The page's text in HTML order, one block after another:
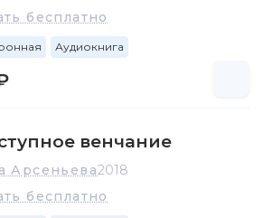
бесплатно
Аудиокнига
венчание
Арсеньева2018
бесплатно